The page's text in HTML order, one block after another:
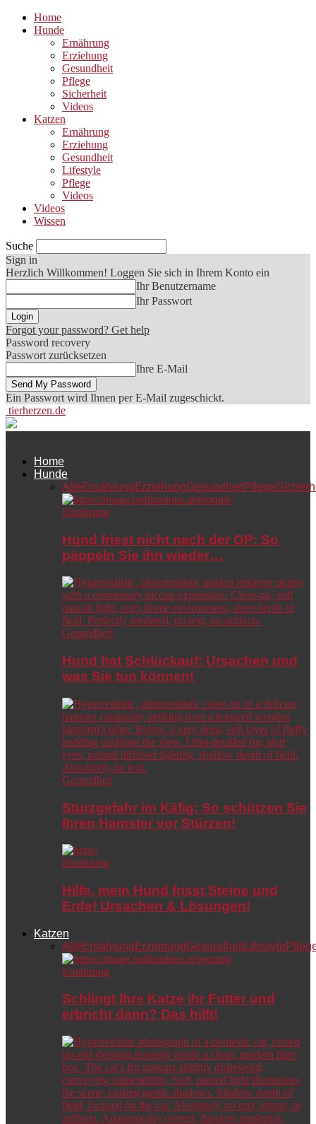
Home
Hunde
Ernährung
Erziehung
Gesundheit
Pflege
Sicherheit
Videos
Katzen
Ernährung
Erziehung
Gesundheit
Lifestyle
Pflege
Videos
Videos
Wissen
Suche
Sign in
Herzlich Willkommen! Loggen Sie sich in Ihrem Konto ein
Ihr Benutzername
Ihr Passwort
Forgot your password? Get help
Password recovery
Passwort zurücksetzen
Ihre E-Mail
Ein Passwort wird Ihnen per E-Mail zugeschickt.
tierherzen.de
Home
Hunde
Alle Ernährung ErziehungGesundheitPflege
Ernährung
Hund frisst nicht nach der OP: So
päppeln Sie ihn wieder…
Gesundheit
Hund hat Schluckauf: Ursachen und
was Sie tun können!
Gesundheit
Sturzgefahr im Käfig: So schützen Sie
Ihren Hamster vor Stürzen!
Ernährung
Hilfe, mein Hund frisst Steine und
Erde! Ursachen & Lösungen!
Katzen
Alle Ernährung ErziehungGesundheitLifestyle
Ernährung
Schlingt Ihre Katze ihr Futter und
erbricht dann? Das hilft!